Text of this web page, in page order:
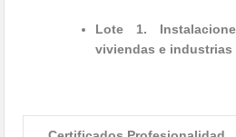
Lote 1.
viviendas e industrias